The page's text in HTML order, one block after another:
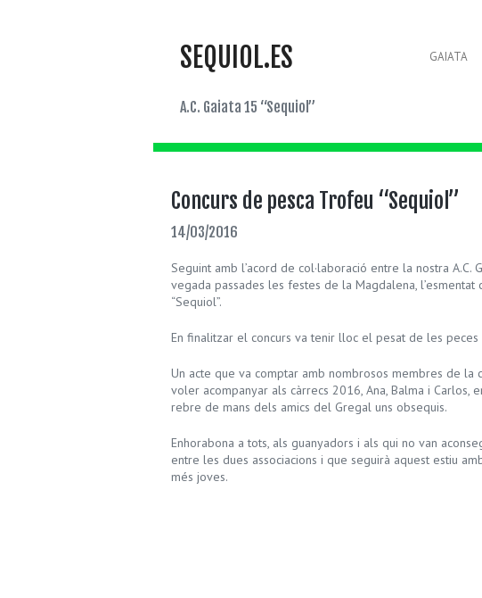
SEQUIOL.ES
A.C. Gaiata 15 “Sequiol”
GAIATA
Concurs de pesca Trofeu “Sequiol”
14/03/2016
Seguint amb l’acord de col·laboració entre la nostra A.C.
vegada passades les festes de la Magdalena,
“Sequiol”.
En finalitzar el concurs va tenir lloc el pesat de les
Un acte que va comptar amb nombrosos membres de
voler acompanyar als càrrecs 2016, Ana, Balma i
rebre de mans dels amics del Gregal uns obsequis.
Enhorabona a tots, als guanyadors i als qui no van
entre les dues associacions i que seguirà aquest estiu
més joves.